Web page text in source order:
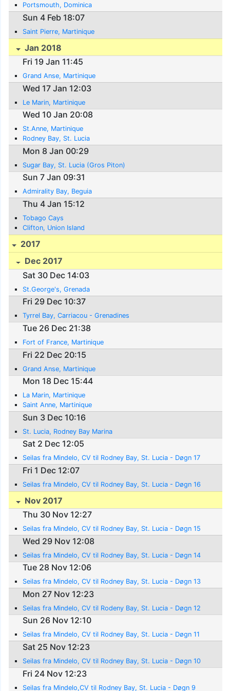
Portsmouth, Dominica
Sun 4 Feb 18:07
Saint Pierre, Martinique
Jan 2018
Fri 19 Jan 11:45
Grand Anse, Martinique
Wed 17 Jan 12:03
Le Marin, Martinique
Wed 10 Jan 20:08
St.Anne, Martinique
Rodney Bay, St. Lucia
Mon 8 Jan 00:29
Sugar Bay, St. Lucia (Gros Piton)
Sun 7 Jan 09:31
Admirality Bay, Beguia
Thu 4 Jan 15:12
Tobago Cays
Clifton, Union Island
2017
Dec 2017
Sat 30 Dec 14:03
St.George's, Grenada
Fri 29 Dec 10:37
Tyrrel Bay, Carriacou - Grenadines
Tue 26 Dec 21:38
Fort of France, Martinique
Fri 22 Dec 20:15
Grand Anse, Martinique
Mon 18 Dec 15:44
La Marin, Martinique
Saint Anne, Martinique
Sun 3 Dec 10:16
St. Lucia, Rodney Bay Marina
Sat 2 Dec 12:05
Seilas fra Mindelo, CV til Rodney Bay, St. Lucia - Døgn 17
Fri 1 Dec 12:07
Seilas fra Mindelo, CV til Rodney Bay, St. Lucia - Døgn 16
Nov 2017
Thu 30 Nov 12:27
Seilas fra Mindelo, CV til Rodney Bay, St. Lucia - Døgn 15
Wed 29 Nov 12:08
Seilas fra Mindelo, CV til Rodney Bay, St. Lucia - Døgn 14
Tue 28 Nov 12:06
Seilas fra Mindelo, CV til Rodney Bay, St. Lucia - Døgn 13
Mon 27 Nov 12:23
Seilas fra Mindelo, CV til Rodeny Bay, St. Lucia - Døgn 12
Sun 26 Nov 12:10
Seilas fra Mindelo, CV til Rodney Bay, St. Lucia - Døgn 11
Sat 25 Nov 12:23
Seilas fra Mindelo, CV til Rodney Bay, St. Lucia - Døgn 10
Fri 24 Nov 12:23
Seilas fra Mindelo,CV til Rodney Bay, St. Lucia - Døgn 9